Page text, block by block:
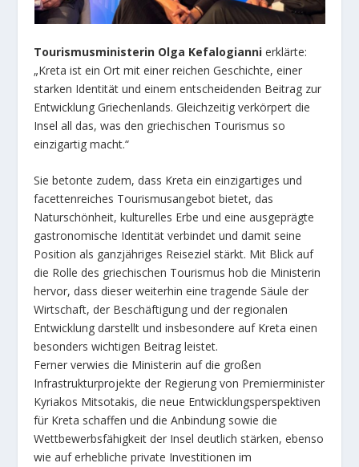
Tourismusministerin Olga Kefalogianni erklärte:
„Kreta ist ein Ort mit einer reichen Geschichte, einer
starken Identität und einem entscheidenden Beitrag zur
Entwicklung Griechenlands. Gleichzeitig verkörpert die
Insel all das, was den griechischen Tourismus so
einzigartig macht.“
Sie betonte zudem, dass Kreta ein einzigartiges und
facettenreiches Tourismusangebot bietet, das
Naturschönheit, kulturelles Erbe und eine ausgeprägte
gastronomische Identität verbindet und damit seine
Position als ganzjähriges Reiseziel stärkt. Mit Blick auf
die Rolle des griechischen Tourismus hob die Ministerin
hervor, dass dieser weiterhin eine tragende Säule der
Wirtschaft, der Beschäftigung und der regionalen
Entwicklung darstellt und insbesondere auf Kreta einen
besonders wichtigen Beitrag leistet.
Ferner verwies die Ministerin auf die großen
Infrastrukturprojekte der Regierung von Premierminister
Kyriakos Mitsotakis, die neue Entwicklungsperspektiven
für Kreta schaffen und die Anbindung sowie die
Wettbewerbsfähigkeit der Insel deutlich stärken, ebenso
wie auf erhebliche private Investitionen im